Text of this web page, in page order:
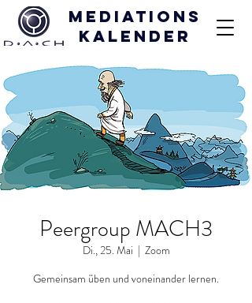
Mediations
kalender
Peergroup MACH3
Di., 25. Mai
  |
Zoom
Gemeinsam üben und voneinander lernen.